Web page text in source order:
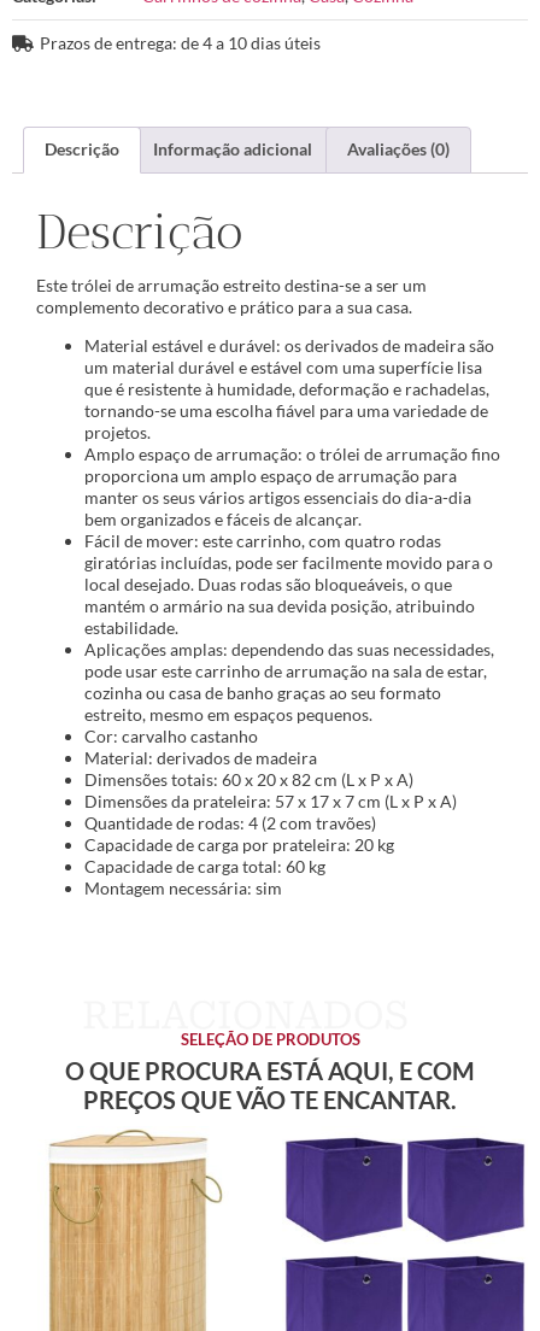
Prazos de entrega: de 4 a 10 dias úteis
Descrição Informação adicional Avaliações (0)
Descrição
Este trólei de arrumação estreito destina-se a ser um
complemento decorativo e prático para a sua casa.
Material estável e durável: os derivados de madeira são
um material durável e estável com uma superfície lisa
que é resistente à humidade, deformação e rachadelas,
tornando-se uma escolha fiável para uma variedade de
projetos.
Amplo espaço de arrumação: o trólei de arrumação fino
proporciona um amplo espaço de arrumação para
manter os seus vários artigos essenciais do dia-a-dia
bem organizados e fáceis de alcançar.
Fácil de mover: este carrinho, com quatro rodas
giratórias incluídas, pode ser facilmente movido para o
local desejado. Duas rodas são bloqueáveis, o que
mantém o armário na sua devida posição, atribuindo
estabilidade.
Aplicações amplas: dependendo das suas necessidades,
pode usar este carrinho de arrumação na sala de estar,
cozinha ou casa de banho graças ao seu formato
estreito, mesmo em espaços pequenos.
Cor: carvalho castanho
Material: derivados de madeira
Dimensões totais: 60 x 20 x 82 cm (L x P x A)
Dimensões da prateleira: 57 x 17 x 7 cm (L x P x A)
Quantidade de rodas: 4 (2 com travões)
Capacidade de carga por prateleira: 20 kg
Capacidade de carga total: 60 kg
Montagem necessária: sim
SELEÇÃO DE PRODUTOS
O QUE PROCURA ESTÁ AQUI, E COM
PREÇOS QUE VÃO TE ENCANTAR.